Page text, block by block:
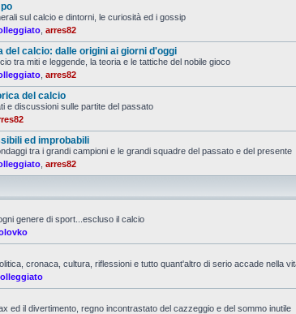
sul calcio e dintorni, le curiosità ed i gossip
arres82
del calcio: dalle origini ai giorni d'oggi
tra miti e leggende, la teoria e le tattiche del nobile gioco
arres82
del calcio
e discussioni sulle partite del passato
ed improbabili
tra i grandi campioni e le grandi squadre del passato e del presente
arres82
genere di sport...escluso il calcio
cronaca, cultura, riflessioni e tutto quant'altro di serio accade nella
ed il divertimento, regno incontrastato del cazzeggio e del sommo inutile